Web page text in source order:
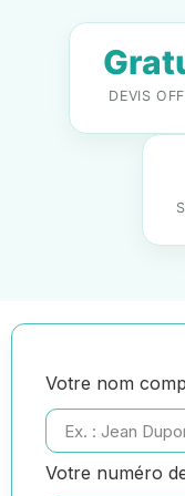
DEVIS
Votre nom
Votre numéro